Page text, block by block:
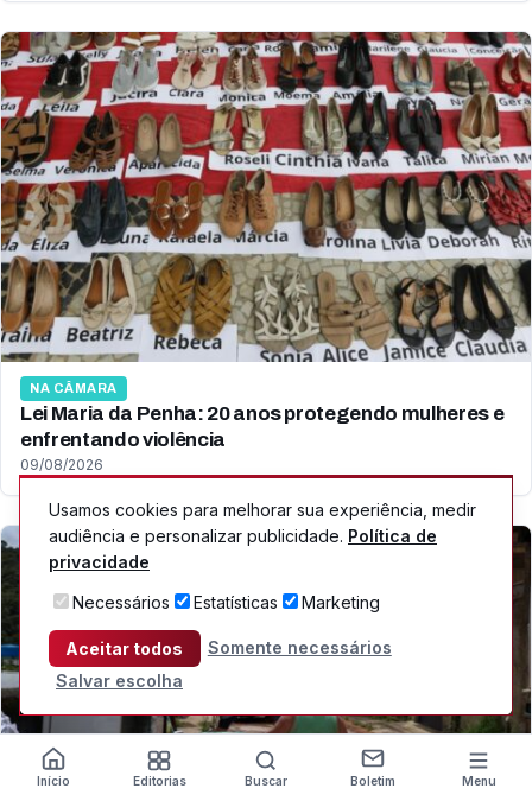
NA CÂMARA
Lei Maria da Penha: 20 anos protegendo mulheres e
enfrentando violência
09/08/2026
Início Editorias Buscar Boletim Menu
Usamos cookies para melhorar sua experiência, medir
audiência e personalizar publicidade. Política de
privacidade
Necessários
Estatísticas Marketing
Aceitar todos
Somente necessários
Salvar escolha